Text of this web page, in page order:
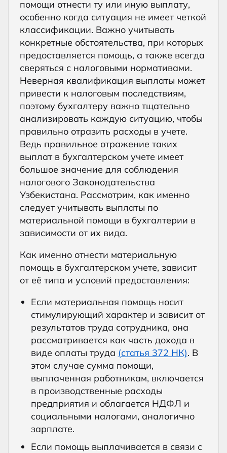
помощи отнести ту или иную выплату,
особенно когда ситуация не имеет четкой
классификации. Важно учитывать
конкретные обстоятельства, при которых
предоставляется помощь, а также всегда
сверяться с налоговыми нормативами.
Неверная квалификация выплаты может
привести к налоговым последствиям,
поэтому бухгалтеру важно тщательно
анализировать каждую ситуацию, чтобы
правильно отразить расходы в учете.
Ведь правильное отражение таких
выплат в бухгалтерском учете имеет
большое значение для соблюдения
налогового Законодательства
Узбекистана. Рассмотрим, как именно
следует учитывать выплаты по
материальной помощи в бухгалтерии в
зависимости от их вида.
Как именно отнести материальную
помощь в бухгалтерском учете, зависит
от её типа и условий предоставления:
Если материальная помощь носит
стимулирующий характер и зависит от
результатов труда сотрудника, она
рассматривается как часть дохода в
виде оплаты труда (статья 372 НК). В
этом случае сумма помощи,
выплаченная работникам, включается
в производственные расходы
предприятия и облагается НДФЛ и
социальными налогами, аналогично
зарплате.
Если помощь выплачивается в связи с